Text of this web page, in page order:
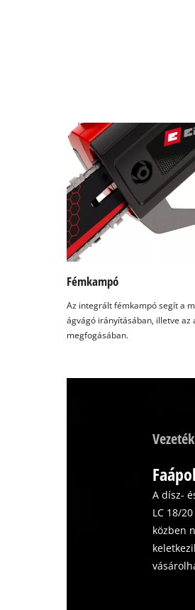
Fémkampó
Az integrált fémkampó segít a
ágvágó irányításában, illetve az
megfogásában.
A dísz-
LC 18/
közben